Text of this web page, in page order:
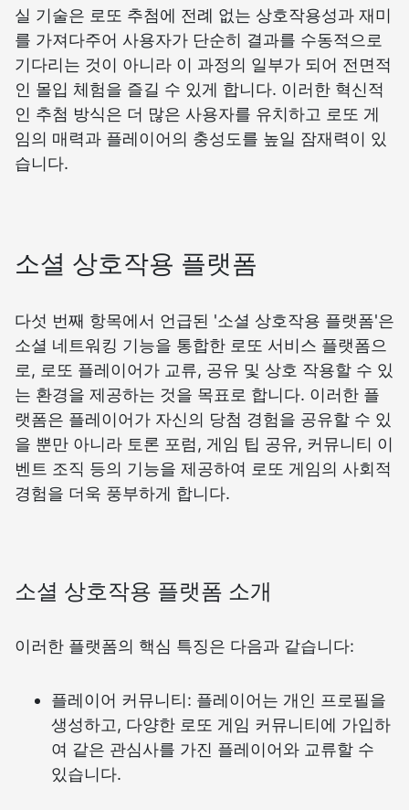
실 기술은 로또 추첨에 전례 없는 상호작용성과 재미
를 가져다주어 사용자가 단순히 결과를 수동적으로
기다리는 것이 아니라 이 과정의 일부가 되어 전면적
인 몰입 체험을 즐길 수 있게 합니다. 이러한 혁신적
인 추첨 방식은 더 많은 사용자를 유치하고 로또 게
임의 매력과 플레이어의 충성도를 높일 잠재력이 있
습니다.
소셜 상호작용 플랫폼
다섯 번째 항목에서 언급된 '소셜 상호작용 플랫폼'은
소셜 네트워킹 기능을 통합한 로또 서비스 플랫폼으
로, 로또 플레이어가 교류, 공유 및 상호 작용할 수 있
는 환경을 제공하는 것을 목표로 합니다. 이러한 플
랫폼은 플레이어가 자신의 당첨 경험을 공유할 수 있
을 뿐만 아니라 토론 포럼, 게임 팁 공유, 커뮤니티 이
벤트 조직 등의 기능을 제공하여 로또 게임의 사회적
경험을 더욱 풍부하게 합니다.
소셜 상호작용 플랫폼 소개
이러한 플랫폼의 핵심 특징은 다음과 같습니다:
플레이어 커뮤니티: 플레이어는 개인 프로필을
생성하고, 다양한 로또 게임 커뮤니티에 가입하
여 같은 관심사를 가진 플레이어와 교류할 수
있습니다.